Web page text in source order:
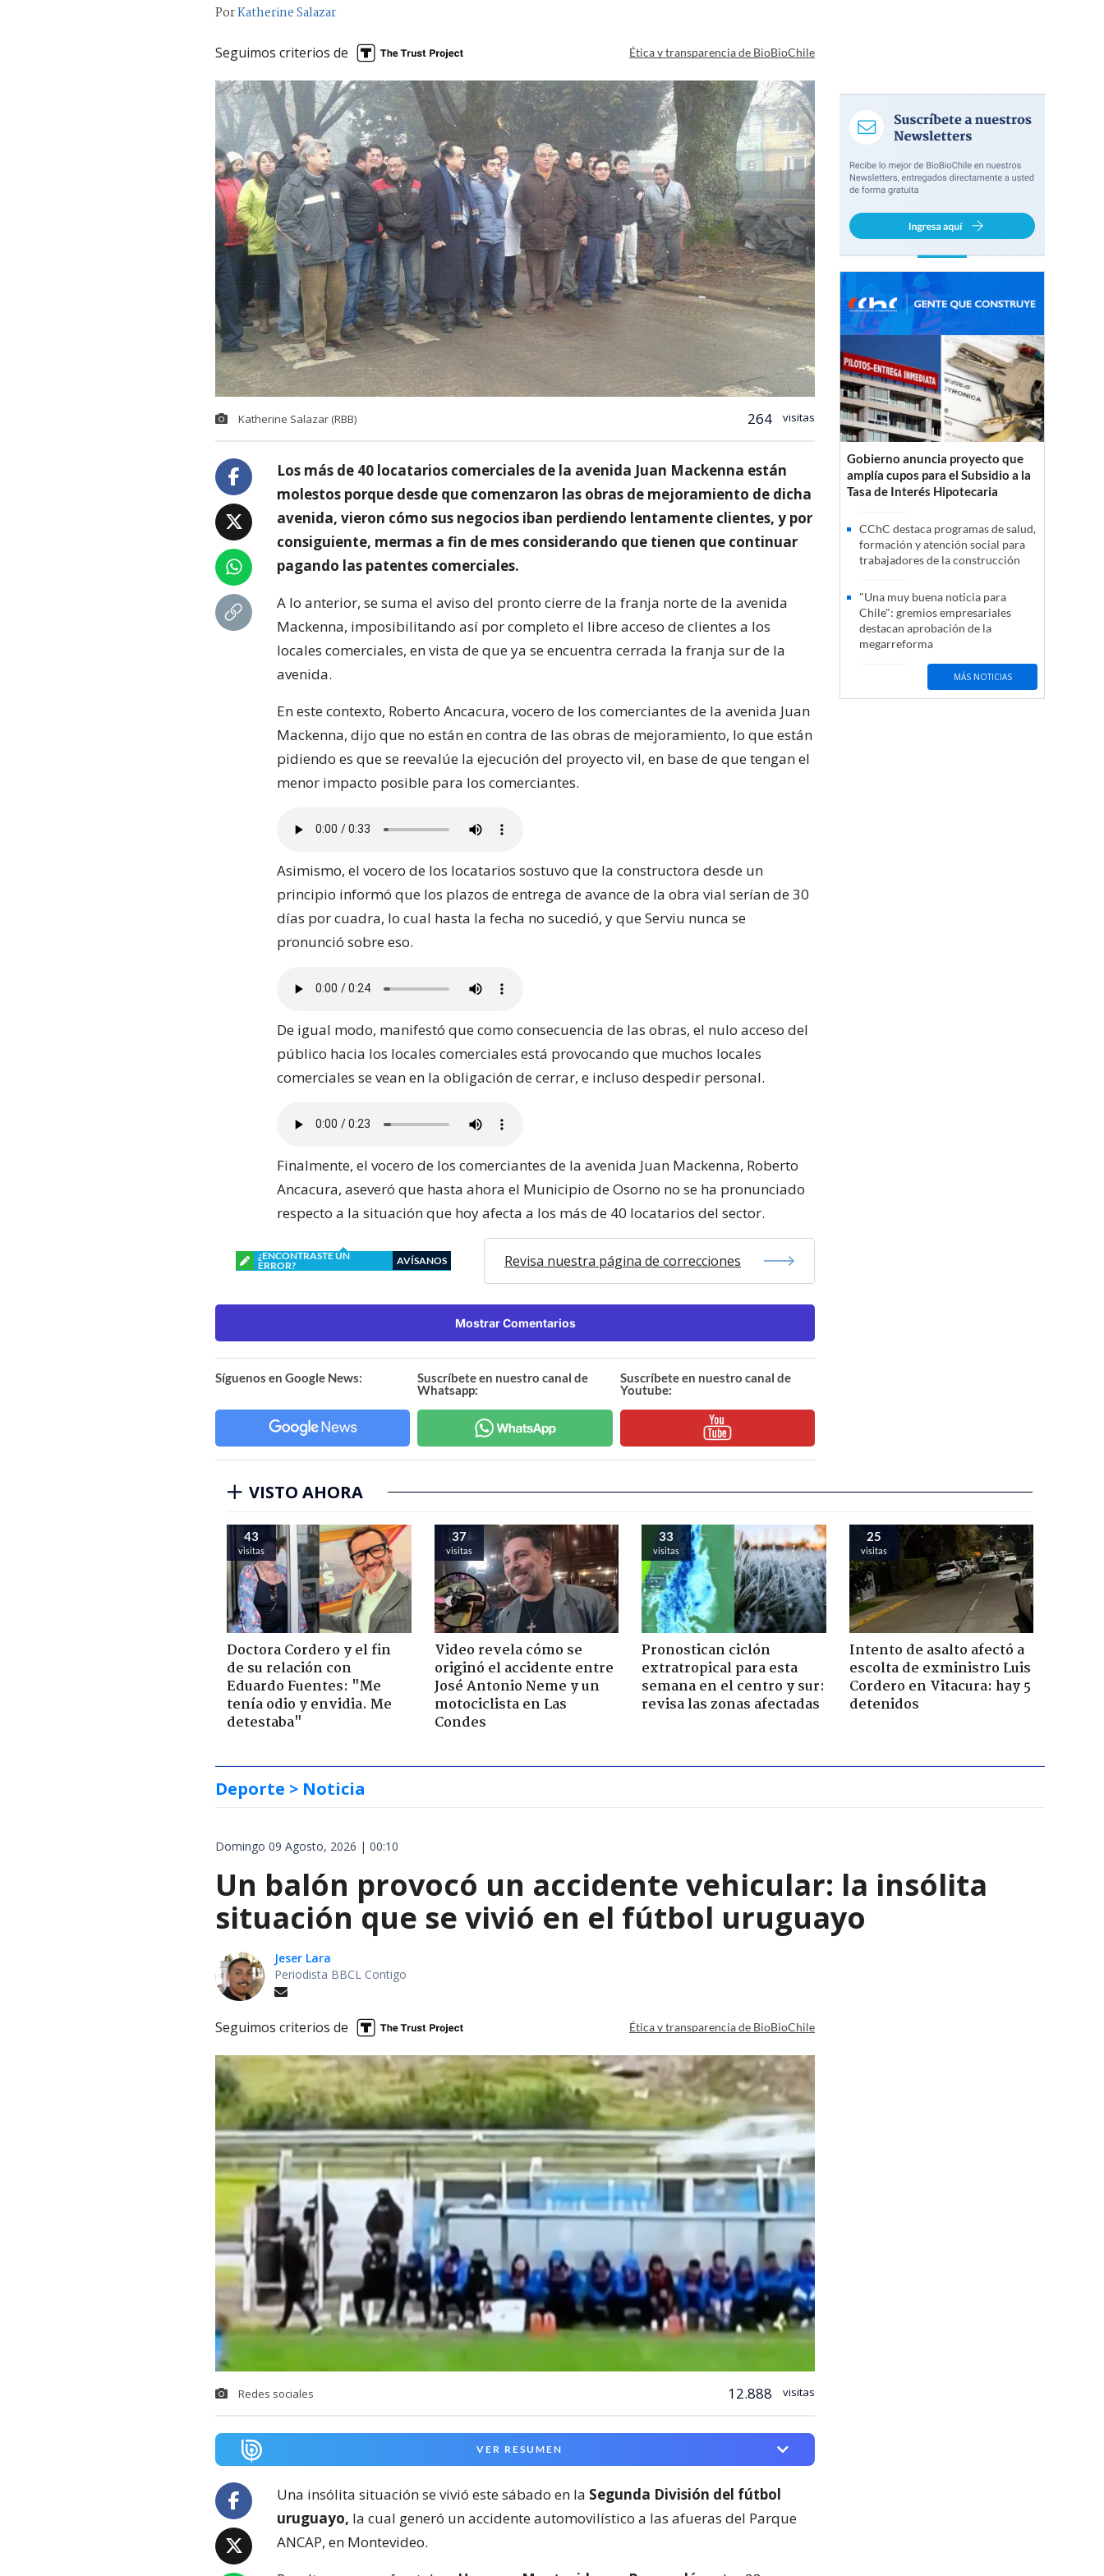
PorKatherine Salazar
Seguimos criterios de Ética y transparencia de BioBioChile
Katherine Salazar (RBB) 264 visitas
Los más de 40 locatarios comerciales de la avenida Juan Mackenna están
molestos porque desde que comenzaron las obras de mejoramiento de dicha
avenida, vieron cómo sus negocios iban perdiendo lentamente clientes, y por
consiguiente, mermas a fin de mes considerando que tienen que continuar
pagando las patentes comerciales.
A lo anterior, se suma el aviso del pronto cierre de la franja norte de la avenida
Mackenna, imposibilitando así por completo el libre acceso de clientes a los
locales comerciales, en vista de que ya se encuentra cerrada la franja sur de la
avenida.
En este contexto, Roberto Ancacura, vocero de los comerciantes de la avenida Juan
Mackenna, dijo que no están en contra de las obras de mejoramiento, lo que están
pidiendo es que se reevalúe la ejecución del proyecto vil, en base de que tengan el
menor impacto posible para los comerciantes.
Asimismo, el vocero de los locatarios sostuvo que la constructora desde un
principio informó que los plazos de entrega de avance de la obra vial serían de 30
días por cuadra, lo cual hasta la fecha no sucedió, y que Serviu nunca se
pronunció sobre eso.
De igual modo, manifestó que como consecuencia de las obras, el nulo acceso del
público hacia los locales comerciales está provocando que muchos locales
comerciales se vean en la obligación de cerrar, e incluso despedir personal.
Finalmente, el vocero de los comerciantes de la avenida Juan Mackenna, Roberto
Ancacura, aseveró que hasta ahora el Municipio de Osorno no se ha pronunciado
respecto a la situación que hoy afecta a los más de 40 locatarios del sector.
¿ENCONTRASTE UN
ERROR?
AVÍSANOS Revisa nuestra página de correcciones
Mostrar Comentarios
Síguenos en Google News:
Suscríbete en nuestro canal de
Whatsapp:
Suscríbete en nuestro canal de
Youtube:
Gobierno anuncia proyecto que
amplía cupos para el Subsidio a la
Tasa de Interés Hipotecaria
CChC destaca programas de salud,
formación y atención social para
trabajadores de la construcción
"Una muy buena noticia para
Chile": gremios empresariales
destacan aprobación de la
megarreforma
MÁS NOTICIAS
VISTO AHORA
43
visitas
Doctora Cordero y el fin
de su relación con
Eduardo Fuentes: "Me
tenía odio y envidia. Me
detestaba"
37
visitas
Video revela cómo se
originó el accidente entre
José Antonio Neme y un
motociclista en Las
Condes
33
visitas
Pronostican ciclón
extratropical para esta
semana en el centro y sur:
revisa las zonas afectadas
25
visitas
Intento de asalto afectó a
escolta de exministro Luis
Cordero en Vitacura: hay 5
detenidos
Deporte > Noticia
Domingo 09 Agosto, 2026 | 00:10
Un balón provocó un accidente vehicular: la insólita
situación que se vivió en el fútbol uruguayo
Jeser Lara
Periodista BBCL Contigo
Seguimos criterios de Ética y transparencia de BioBioChile
Redes sociales 12.888 visitas
VER RESUMEN
Una insólita situación se vivió este sábado en la Segunda División del fútbol
uruguayo, la cual generó un accidente automovilístico a las afueras del Parque
ANCAP, en Montevideo.